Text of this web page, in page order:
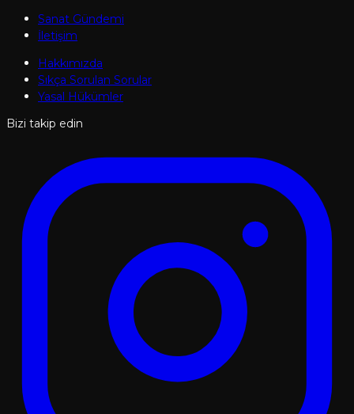
Sanat Gündemi
İletişim
Hakkımızda
Sıkça Sorulan Sorular
Yasal Hükümler
Bizi takip edin